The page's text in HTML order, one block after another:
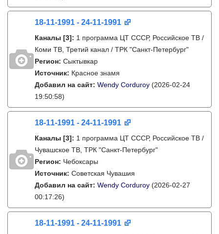
18-11-1991 - 24-11-1991
Каналы [3]: 1 программа ЦТ СССР, Российское ТВ /
Коми ТВ, Третий канал / ТРК "Санкт-Петербург"
Регион: Сыктывкар
Источник: Красное знамя
Добавил на сайт: Wendy Corduroy (2026-02-24
19:50:58)
18-11-1991 - 24-11-1991
Каналы [3]: 1 программа ЦТ СССР, Российское ТВ /
Чувашское ТВ, ТРК "Санкт-Петербург"
Регион: Чебоксары
Источник: Советская Чувашия
Добавил на сайт: Wendy Corduroy (2026-02-27
00:17:26)
18-11-1991 - 24-11-1991